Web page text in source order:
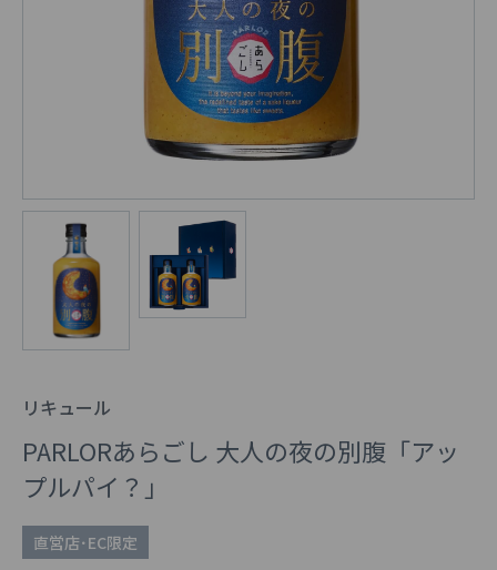
リキュール
PARLORあらごし 大人の夜の別腹「アッ
プルパイ？」
直営店･EC限定